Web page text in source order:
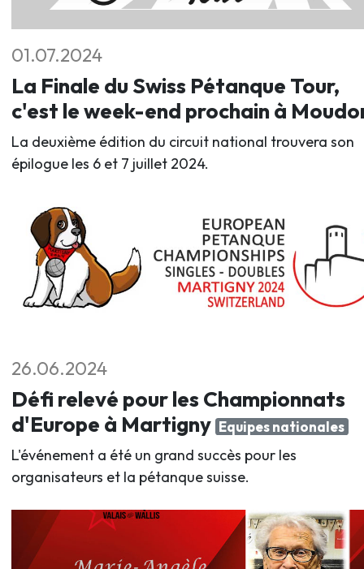
01.07.2024
La Finale du Swiss Pétanque Tour,
c'est le week-end prochain à
La deuxième édition du circuit national trouvera son
épilogue les 6 et 7 juillet 2024.
26.06.2024
Défi relevé pour les Championnats
d'Europe à Martigny Equipes nationales
L'événement a été un grand succès pour les
organisateurs et la pétanque suisse.